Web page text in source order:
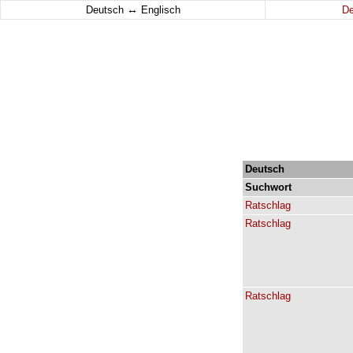
Deutsch ↔ Englisch
Deutsch
Suchwort
Ratschlag
Ratschlag
Ratschlag